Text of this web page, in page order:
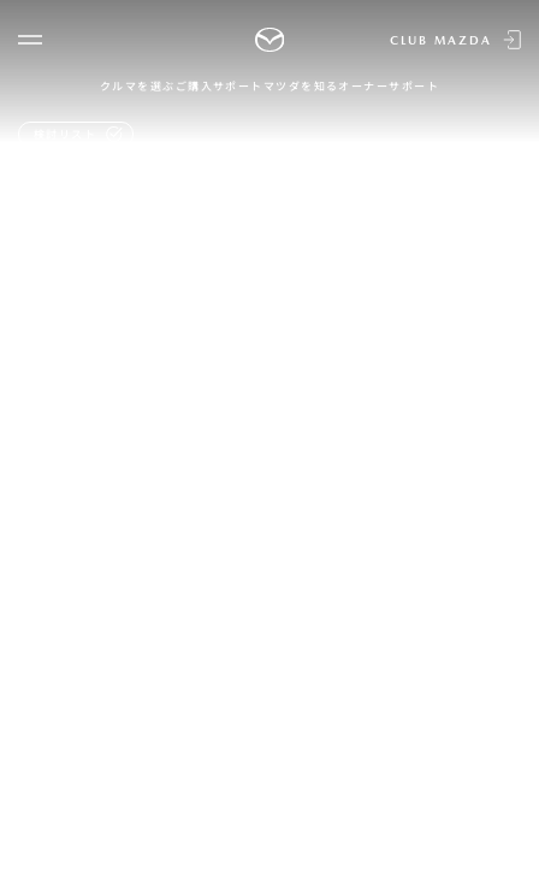
CLUB MAZDA
クルマを選ぶ ご購入サポート マツダを知る オーナーサポート